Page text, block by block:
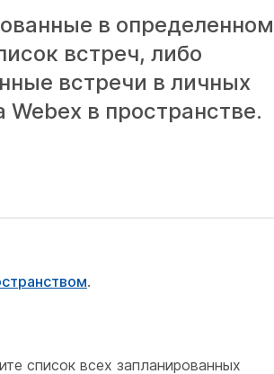
в определенном
встреч, либо
встречи в личных
в пространстве.
.
список всех запланированных